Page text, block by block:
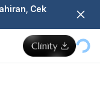
Cek